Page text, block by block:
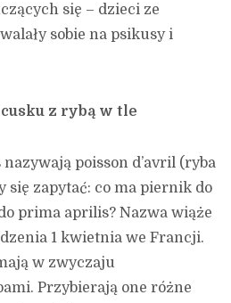
się – dzieci ze
sobie na psikusy i
z rybą w tle
poisson d’avril (ryba
się zapytać: co ma piernik do
prima aprilis? Nazwa wiąże
1 kwietnia we Francji.
w zwyczaju
Przybierają one różne